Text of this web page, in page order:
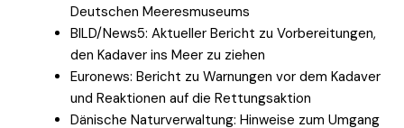
Deutschen Meeresmuseums
BILD/News5: Aktueller Bericht zu Vorbereitungen,
den Kadaver ins Meer zu ziehen
Euronews: Bericht zu Warnungen vor dem Kadaver
und Reaktionen auf die Rettungsaktion
Dänische Naturverwaltung: Hinweise zum Umgang